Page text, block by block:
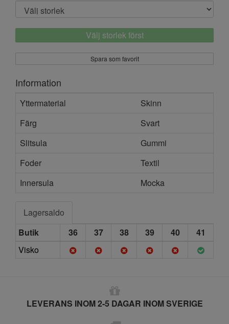
Välj storlek först
Spara som favorit
Information
Yttermaterial
Skinn
Färg
Svart
Slitsula
Gummi
Foder
Textil
Innersula
Mocka
Lagersaldo
Butik
36 37 38 39 40
41
Visko
LEVERANS INOM 2-5 DAGAR INOM SVERIGE